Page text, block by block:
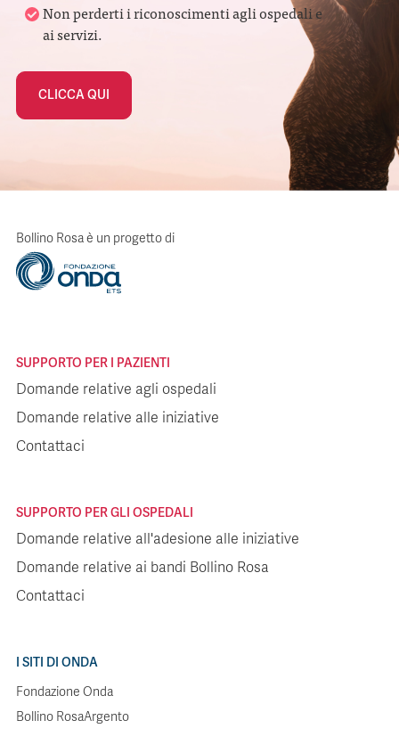
Non perderti i riconoscimenti agli ospedali e
ai servizi.
CLICCA QUI
Bollino Rosa è un progetto di
SUPPORTO PER I PAZIENTI
Domande relative agli ospedali
Domande relative alle iniziative
Contattaci
SUPPORTO PER GLI OSPEDALI
Domande relative all'adesione alle iniziative
Domande relative ai bandi Bollino Rosa
Contattaci
I SITI DI ONDA
Fondazione Onda
Bollino RosaArgento